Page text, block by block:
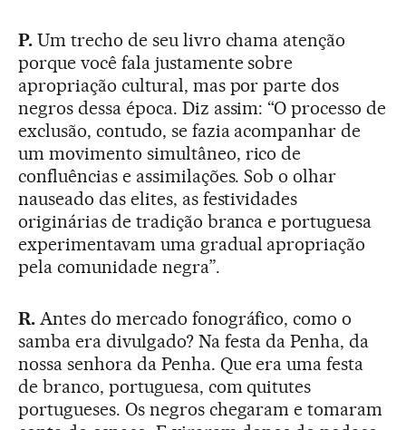
P.Um trecho de seu livro chama atenção
porque você fala justamente sobre
apropriação cultural, mas por parte dos
negros dessa época. Diz assim: “O processo de
exclusão, contudo, se fazia acompanhar de
um movimento simultâneo, rico de
confluências e assimilações. Sob o olhar
nauseado das elites, as festividades
originárias de tradição branca e portuguesa
experimentavam uma gradual apropriação
pela comunidade negra”.
R.Antes do mercado fonográfico, como o
samba era divulgado? Na festa da Penha, da
nossa senhora da Penha. Que era uma festa
de branco, portuguesa, com quitutes
portugueses. Os negros chegaram e tomaram